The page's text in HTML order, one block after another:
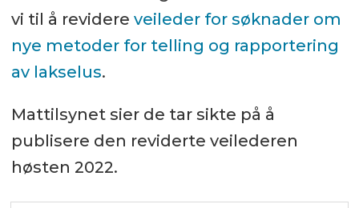
vi til å revidere veileder for søknader om
nye metoder for telling og rapportering
av lakselus.
Mattilsynet sier de tar sikte på å
publisere den reviderte veilederen
høsten 2022.